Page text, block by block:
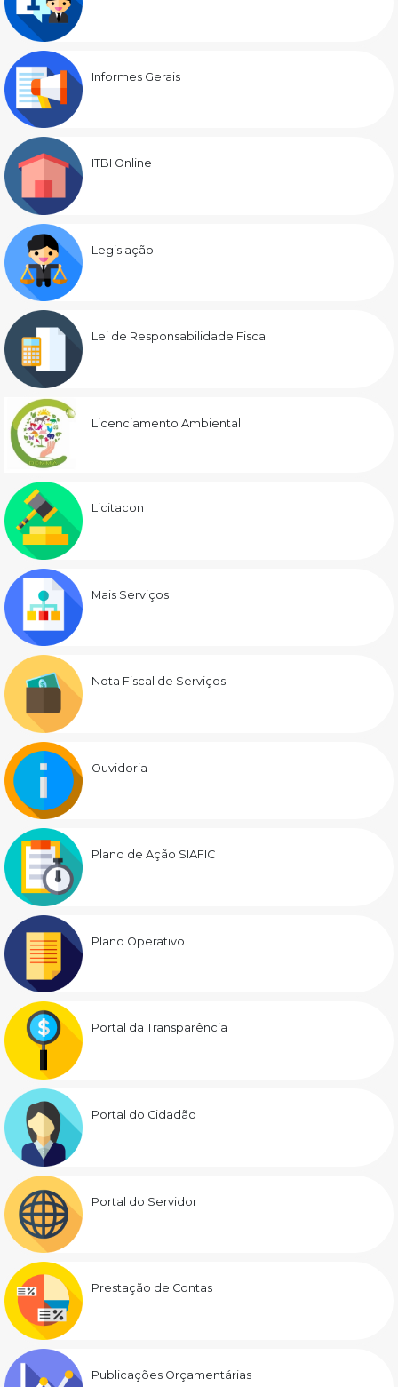
Informes Gerais
ITBI Online
Legislação
Lei de Responsabilidade Fiscal
Licenciamento Ambiental
Licitacon
Mais Serviços
Nota Fiscal de Serviços
Ouvidoria
Plano de Ação SIAFIC
Plano Operativo
Portal da Transparência
Portal do Cidadão
Portal do Servidor
Prestação de Contas
Publicações Orçamentárias